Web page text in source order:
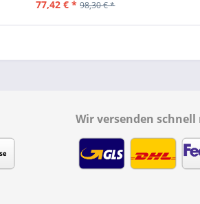
77,42 € * 98,30 € *
Wir versenden